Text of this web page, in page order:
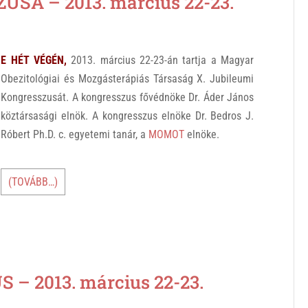
E HÉT VÉGÉN, 2013. március 22-23-án tartja a Magyar
Obezitológiai és Mozgásterápiás Társaság X. Jubileumi
Kongresszusát. A kongresszus fővédnöke Dr. Áder János
köztársasági elnök. A kongresszus elnöke Dr. Bedros J.
Róbert Ph.D. c. egyetemi tanár, a MOMOT elnöke.
(TOVÁBB…)
– 2013. március 22-23.